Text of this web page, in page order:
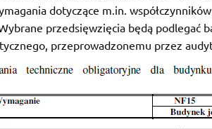
dotyczące m.in.
przedsięwzięcia będą podlegać
przeprowadzonemu przez